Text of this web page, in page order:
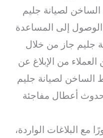
الساخن لصيانة جليم
إلى المساعدة
جليم جاز من خلال
العملاء من الإبلاغ عن
الساخن لصيانة جليم
أعطال مفاجئة
مع البلاغات الواردة،